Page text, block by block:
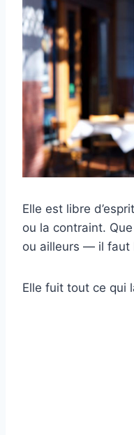
Elle est libre
ou la contraint.
ou ailleurs — il faut
Elle fuit tout ce qui